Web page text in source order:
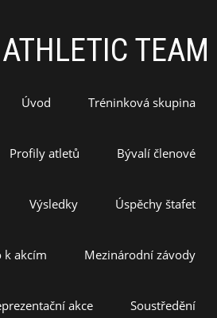
TEAM
Úvod Tréninková skupina
Profily atletů Bývalí členové
Výsledky Úspěchy štafet
k akcím Mezinárodní závody
akce Soustředění